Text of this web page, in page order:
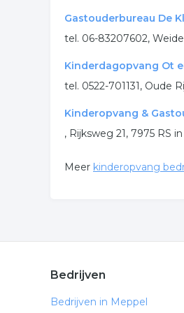
Gastouderbureau De
tel. 06-83207602,
Kinderdagopvang Ot
tel. 0522-701131, Oude
Kinderopvang &
, Rijksweg 21, 7975 RS
Meer kinderopvang
Bedrijven
Bedrijven in Meppel